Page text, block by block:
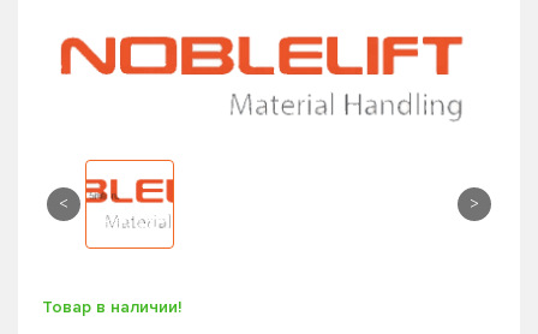
< >
Товар в наличии!